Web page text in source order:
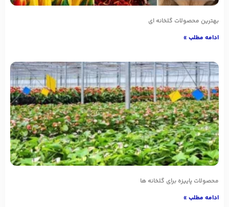
بهترین محصولات گلخانه ای
ادامه مطلب »
محصولات پاییزه برای گلخانه ها
ادامه مطلب »